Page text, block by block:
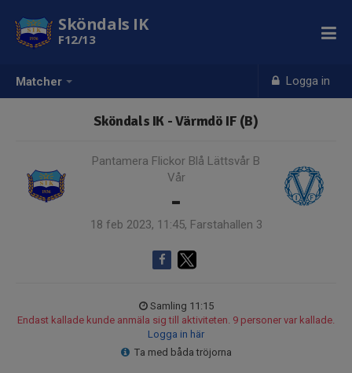
Matcher Logga in
Sköndals IK
F12/13
Sköndals IK - Värmdö IF (B)
Pantamera Flickor Blå Lättsvår B
Vår
-
18 feb 2023, 11:45, Farstahallen 3
Samling 11:15
Endast kallade kunde anmäla sig till aktiviteten. 9 personer var kallade.
Logga in här
Ta med båda tröjorna